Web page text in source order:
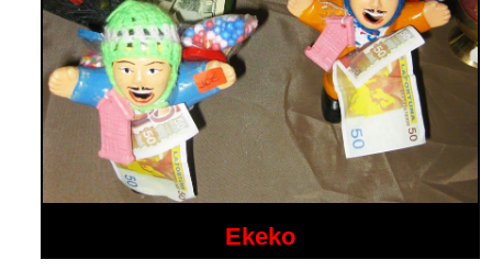
Ekeko